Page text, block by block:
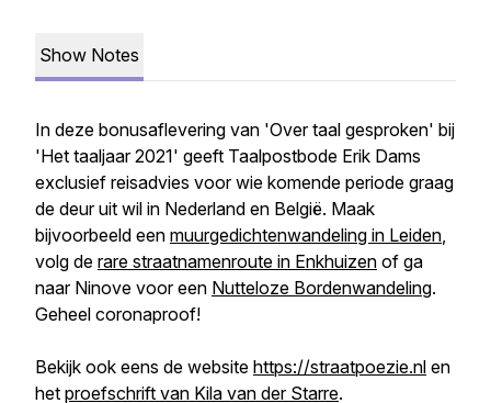
Show Notes
In deze bonusaflevering van 'Over taal gesproken' bij
'Het taaljaar 2021' geeft Taalpostbode Erik Dams
exclusief reisadvies voor wie komende periode graag
de deur uit wil in Nederland en België. Maak
bijvoorbeeld een muurgedichtenwandeling in Leiden,
volg de rare straatnamenroute in Enkhuizen of ga
naar Ninove voor een Nutteloze Bordenwandeling.
Geheel coronaproof!
Bekijk ook eens de website https://straatpoezie.nl en
het proefschrift van Kila van der Starre.